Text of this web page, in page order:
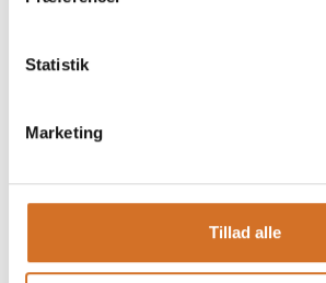
Statistik
Marketing
Tillad alle